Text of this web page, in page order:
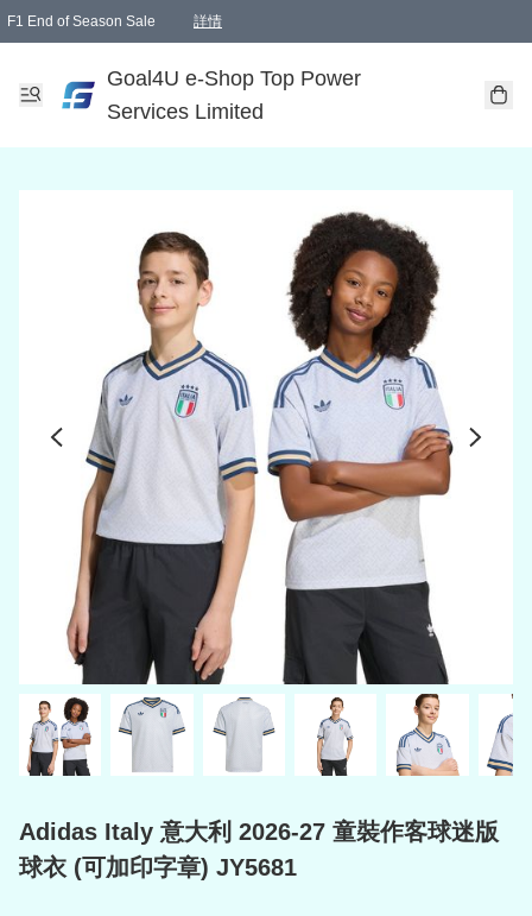
F1 End of Season Sale 詳情
Goal4U e-Shop Top Power
Services Limited
Adidas Italy 意大利 2026-27 童裝作客球迷版
球衣 (可加印字章) JY5681